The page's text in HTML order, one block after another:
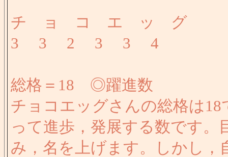
チ ョ コ エ ッ グ
3 3 2 3 3 4
総格＝18 ◎躍進数
チョコエッグさんの総格は
って進歩，発展する数です
み，名を上げます。しかし，